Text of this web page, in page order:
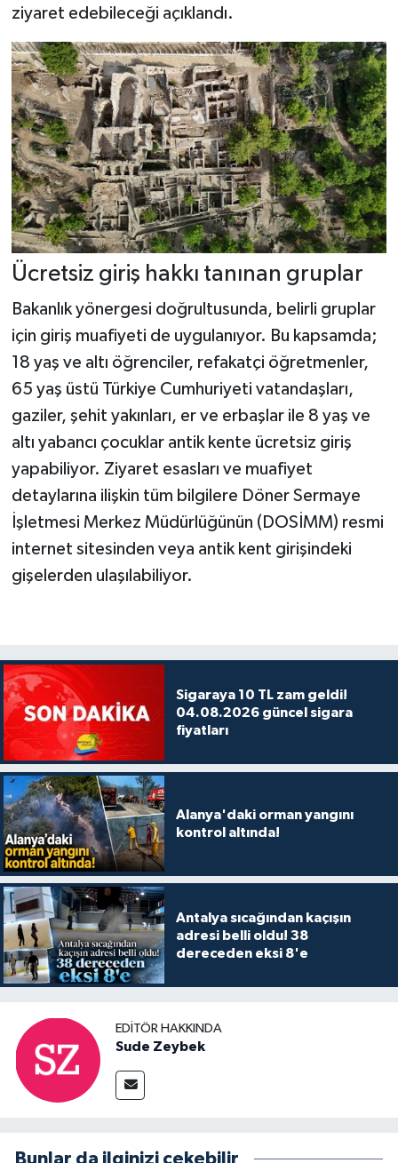
ziyaret edebileceği açıklandı.
Ücretsiz giriş hakkı tanınan gruplar
Bakanlık yönergesi doğrultusunda, belirli gruplar
için giriş muafiyeti de uygulanıyor. Bu kapsamda;
18 yaş ve altı öğrenciler, refakatçi öğretmenler,
65 yaş üstü Türkiye Cumhuriyeti vatandaşları,
gaziler, şehit yakınları, er ve erbaşlar ile 8 yaş ve
altı yabancı çocuklar antik kente ücretsiz giriş
yapabiliyor. Ziyaret esasları ve muafiyet
detaylarına ilişkin tüm bilgilere Döner Sermaye
İşletmesi Merkez Müdürlüğünün (DOSİMM) resmi
internet sitesinden veya antik kent girişindeki
gişelerden ulaşılabiliyor.
Sigaraya 10 TL zam geldi!
04.08.2026 güncel sigara
fiyatları
Alanya'daki orman yangını
kontrol altında!
Antalya sıcağından kaçışın
adresi belli oldu! 38
dereceden eksi 8'e
EDITÖR HAKKINDA
Sude Zeybek
Bunlar da ilginizi çekebilir